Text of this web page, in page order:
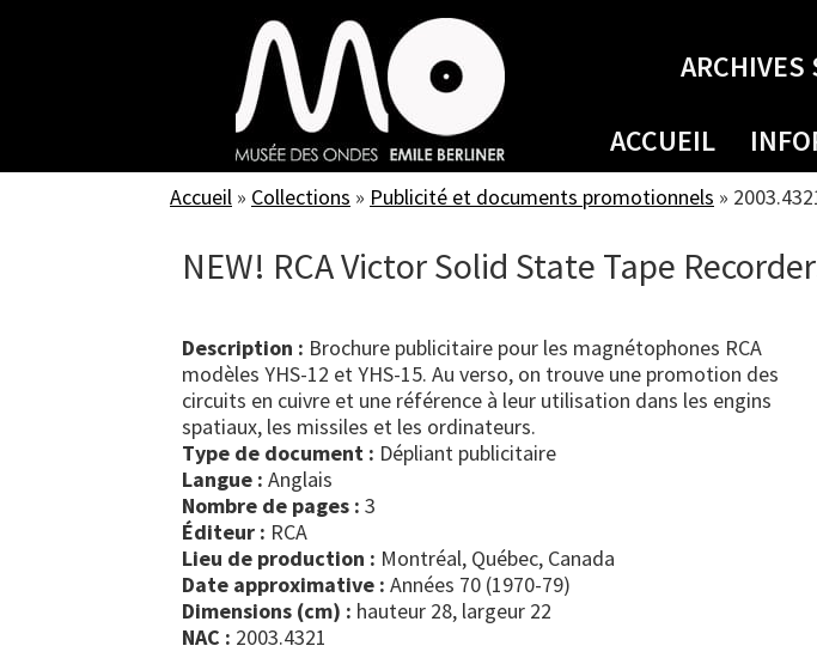
ARCHIVES
ACCUEIL
Accueil » Collections » Publicité et documents promotionnels »
NEW! RCA Victor Solid State Tape
Description : Brochure publicitaire pour les magnétophones RCA
modèles YHS-12 et YHS-15. Au verso, on trouve une promotion des
circuits en cuivre et une référence à leur utilisation dans les engins
spatiaux, les missiles et les ordinateurs.
Type de document :
dépliant publicitaire
Langue : Anglais
Nombre de pages : 3
Éditeur : RCA
Lieu de production : Montréal, Québec, Canada
Date approximative : Années 70 (1970-79)
Dimensions (cm) : hauteur 28, largeur 22
NAC : 2003.4321